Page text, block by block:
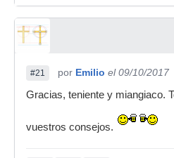
#21 por Emilio el 09/10/2017
Gracias, teniente y miangiaco.
vuestros consejos.